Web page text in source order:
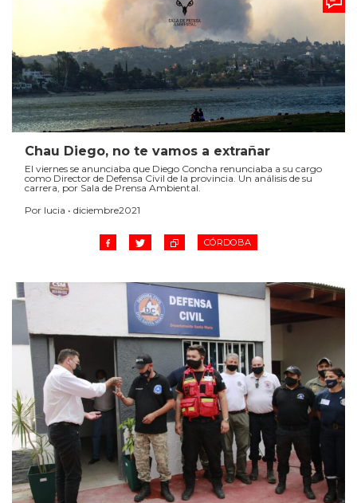
Chau Diego, no te vamos a extrañar
El viernes se anunciaba que Diego Concha renunciaba a su cargo
como Director de Defensa Civil de la provincia. Un análisis de su
carrera, por Sala de Prensa Ambiental.
Por lucia • diciembre2021
CÓRDOBA